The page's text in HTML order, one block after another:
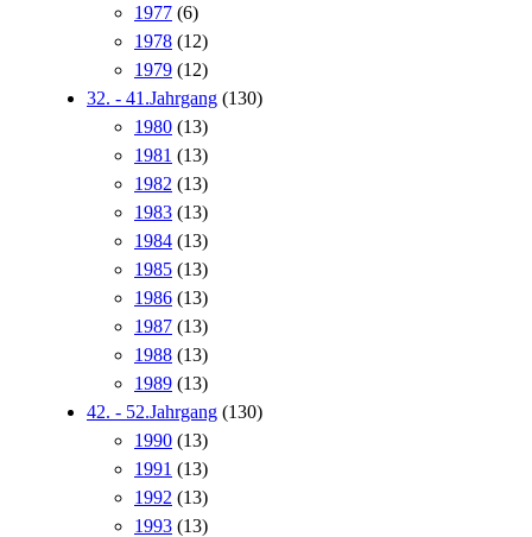
1977 (6)
1978 (12)
1979 (12)
32. - 41.Jahrgang (130)
1980 (13)
1981 (13)
1982 (13)
1983 (13)
1984 (13)
1985 (13)
1986 (13)
1987 (13)
1988 (13)
1989 (13)
42. - 52.Jahrgang (130)
1990 (13)
1991 (13)
1992 (13)
1993 (13)